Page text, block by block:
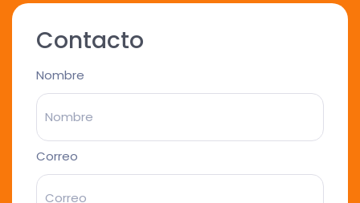
Contacto
Nombre
Correo